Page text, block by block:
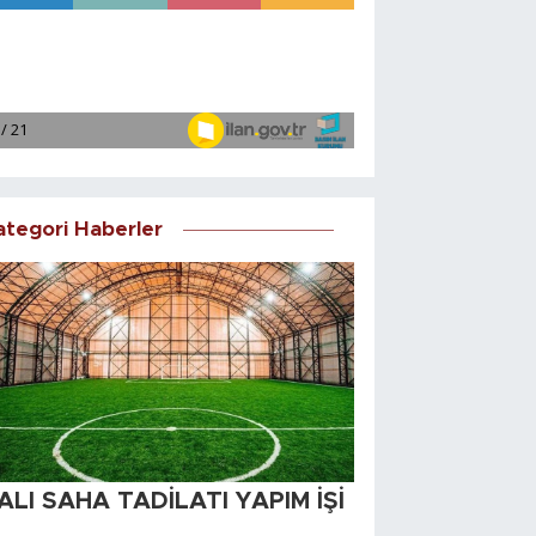
Haberler
SAHA TADİLATI YAPIM İŞİ